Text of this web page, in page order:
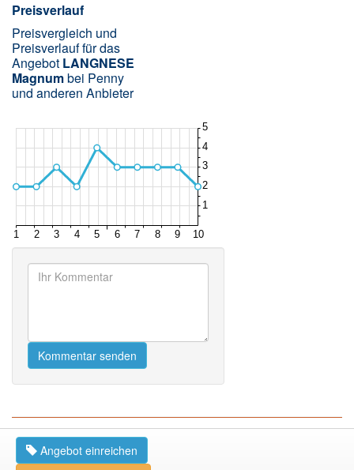
Preisverlauf
Preisvergleich und
Preisverlauf für das
Angebot LANGNESE
Magnumbei Penny
und anderen Anbieter
Kommentar senden
Ähnliche Produkte Right Now on eBay
Angebot einreichen